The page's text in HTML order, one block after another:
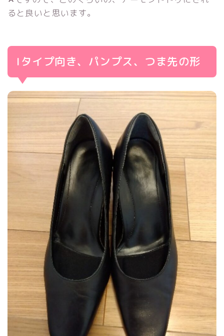
ると良いと思います。
Iタイプ向き、パンプス、つま先の形